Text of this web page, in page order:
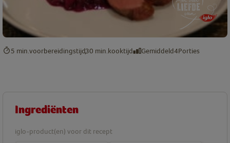
5 min. voorbereidingstijd30 min. kooktijd Gemiddeld4Porties
Ingrediënten
iglo-product(en) voor dit recept